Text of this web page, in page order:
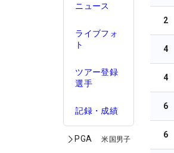
ニュース
ライブフォ
ト
ツアー登録
選手
記録・成績
PGA 米国男子
2
4
4
6
6